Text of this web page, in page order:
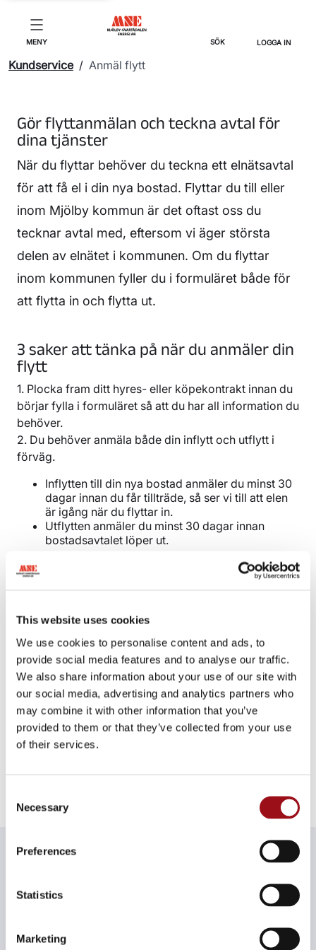
This website uses cookies
We use cookies to personalise content and ads, to
provide social media features and to analyse our traffic.
We also share information about your use of our site with
our social media, advertising and analytics partners who
may combine it with other information that you’ve
provided to them or that they’ve collected from your use
of their services.
Selection
Necessary
Preferences
Statistics
Marketing
MENY SÖK LOGGA IN
Kundservice / Anmäl flytt
Gör flyttanmälan och teckna avtal för
dina tjänster
När du flyttar behöver du teckna ett elnätsavtal
för att få el i din nya bostad. Flyttar du till eller
inom Mjölby kommun är det oftast oss du
tecknar avtal med, eftersom vi äger största
delen av elnätet i kommunen. Om du flyttar
inom kommunen fyller du i formuläret både för
att flytta in och flytta ut.
3 saker att tänka på när du anmäler din
flytt
1. Plocka fram ditt hyres- eller köpekontrakt innan du
börjar fylla i formuläret så att du har all information du
behöver.
2. Du behöver anmäla både din inflytt och utflytt i
förväg.
Inflytten till din nya bostad anmäler du minst 30
dagar innan du får tillträde, så ser vi till att elen
är igång när du flyttar in.
Utflytten anmäler du minst 30 dagar innan
bostadsavtalet löper ut.
3. Flyttar du till villa i Mjölby kommun? Då kan vi fixa
avtal för fjärrvärme om det finns på din nya adress. Vi
till fiber och hur du går vidare för att välja
Därför behöver du anmäla flytt i tid
Enligtallmänna avtalsvillkor för anslutning och
överföring av el (NÄT2012K rev2 och NÄT2012N rev)
slutar nätavtalet att gälla senast 30 dagar efter att vi
tagit emot och hanterat din uppsägning. Gör du ingen
flyttanmälan (avslut av avtal) fortsätter ditt
abonnemang att gälla och du riskerar att få betala för